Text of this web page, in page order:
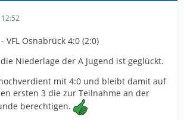
Osnabrück 4:0 (2:0)
Niederlage der A Jugend ist geglückt.
mit 4:0 und bleibt damit auf
ersten 3 die zur Teilnahme an der
berechtigen.